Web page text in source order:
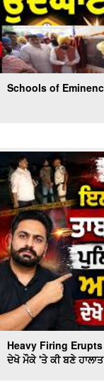
Schools of
Heavy Firing
ਦੇਖੋ ਮੌਕੇ 'ਤੇ ਕੀ ਬਣੇ ਹਾਲਾਤ